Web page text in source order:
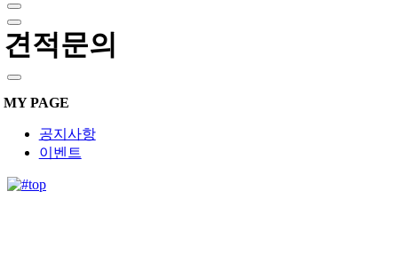
견적문의
MY PAGE
공지사항
이벤트